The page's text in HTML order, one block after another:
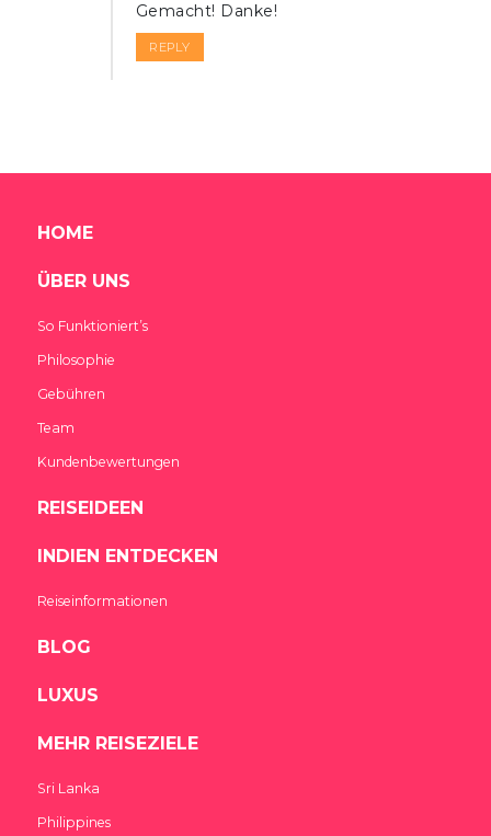
Gemacht! Danke!
REPLY
HOME
ÜBER UNS
So Funktioniert’s
Philosophie
Gebühren
Team
Kundenbewertungen
REISEIDEEN
INDIEN ENTDECKEN
Reiseinformationen
BLOG
LUXUS
MEHR REISEZIELE
Sri Lanka
Philippines